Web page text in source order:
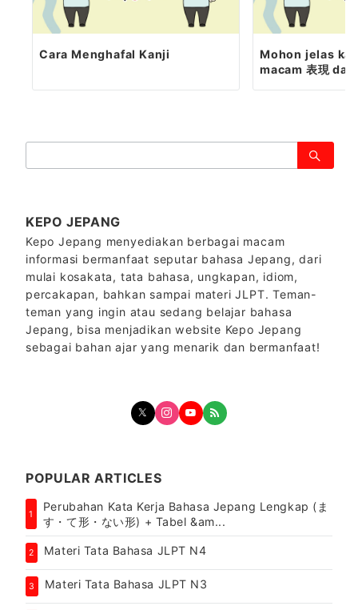
Cara Menghafal Kanji
Mohon jelas
macam 表現
索：
KEPO JEPANG
Kepo Jepang menyediakan berbagai macam
informasi bermanfaat seputar bahasa Jepang, dari
mulai kosakata, tata bahasa, ungkapan, idiom,
percakapan, bahkan sampai materi JLPT. Teman-
teman yang ingin atau sedang belajar bahasa
Jepang, bisa menjadikan website Kepo Jepang
sebagai bahan ajar yang menarik dan bermanfaat!
POPULAR ARTICLES
1
Perubahan Kata Kerja Bahasa Jepang Lengkap (ま
す・て形・ない形) + Tabel &am...
2 Materi Tata Bahasa JLPT N4
3 Materi Tata Bahasa JLPT N3